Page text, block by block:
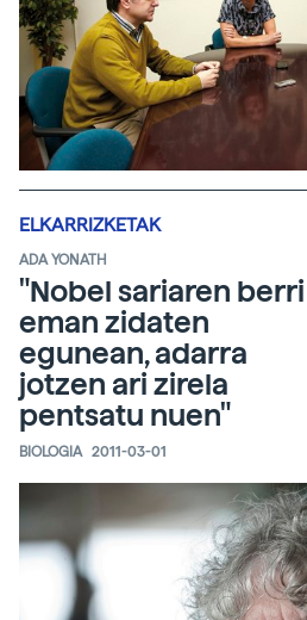
ELKARRIZKETAK
ADA YONATH
"Nobel sariaren berri
eman zidaten
egunean, adarra
jotzen ari zirela
pentsatu nuen"
BIOLOGIA 2011-03-01